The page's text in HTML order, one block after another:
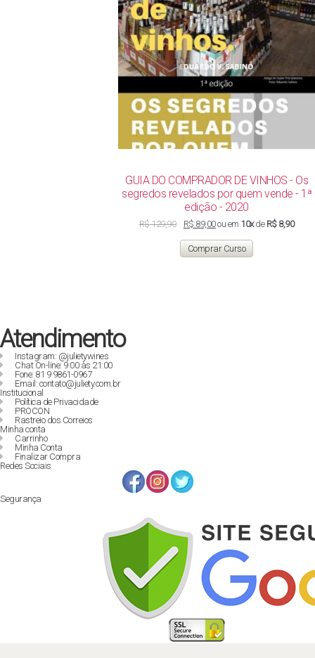
GUIA DO COMPRADOR DE VINHOS - Os
segredos revelados por quem vende - 1ª
edição - 2020
R$129,90
original
era:
R$ 129,90.
R$ 89,00O
atual
é:
R$ 89,00.
ou em 10xde R$ 8,90
Comprar Curso
Atendimento
Instagram: @julietywines
Chat On-line: 9:00 às 21:00
Fone: 81 9 9861-0967
Email: contato@juliety.com.br
Institucional
Política de Privacidade
PROCON
Rastreio dos Correios
Minha conta
Carrinho
Minha Conta
Finalizar Compra
Redes Sociais
Segurança